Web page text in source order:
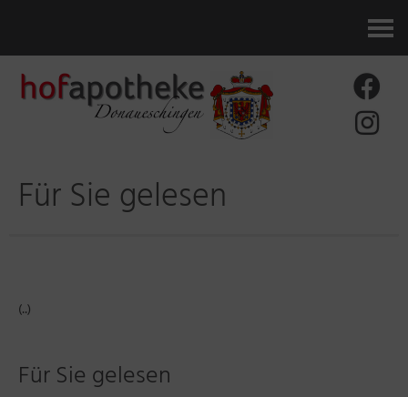
Für Sie gelesen
(..)
Für Sie gelesen